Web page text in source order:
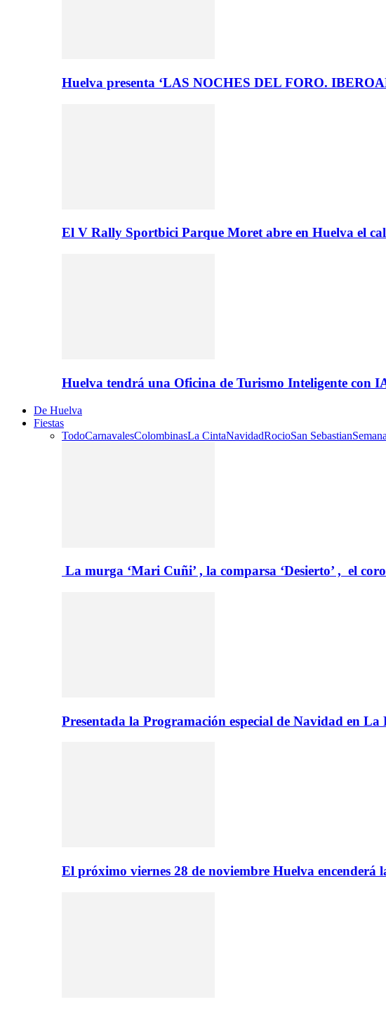
Huelva presenta ‘LAS NOCHES DEL FORO.
El V Rally Sportbici Parque Moret abre en Huelva el
Huelva tendrá una Oficina de Turismo Inteligente con
De Huelva
Fiestas
TodoCarnavalesColombinasLa CintaNavidadRocioSan Sebastian
La murga ‘Mari Cuñi’ , la comparsa ‘Desierto’ , el
Presentada la Programación especial de Navidad en La
El próximo viernes 28 de noviembre Huelva encenderá